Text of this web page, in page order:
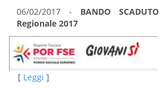
06/02/2017 - BANDO
Regionale 2017
[ Leggi ]